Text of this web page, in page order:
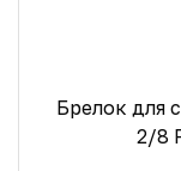
Брелок для
2/8